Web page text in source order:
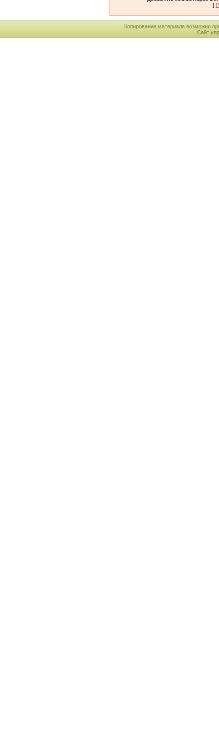
[
Копирование материала возможно
Сайт